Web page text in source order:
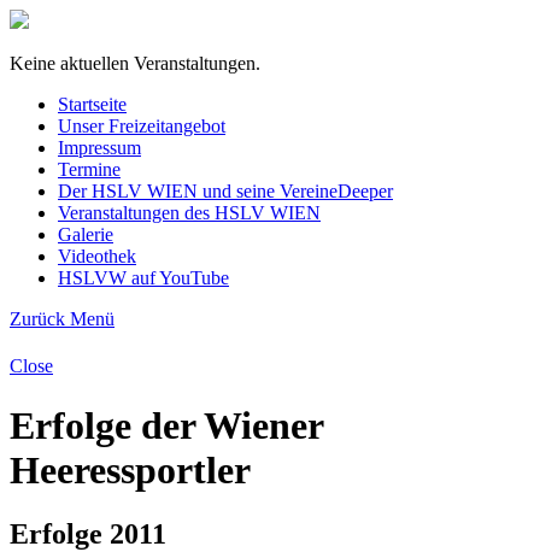
Keine aktuellen Veranstaltungen.
Startseite
Unser Freizeitangebot
Impressum
Termine
Der HSLV WIEN und seine VereineDeeper
Veranstaltungen des HSLV WIEN
Galerie
Videothek
HSLVW auf YouTube
Zurück Menü
Close
Erfolge der Wiener
Heeressportler
Erfolge 2011